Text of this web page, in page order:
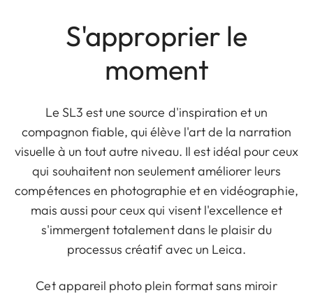
S'approprier le
moment
Le SL3 est une source d'inspiration et un
compagnon fiable, qui élève l'art de la narration
visuelle à un tout autre niveau. Il est idéal pour ceux
qui souhaitent non seulement améliorer leurs
compétences en photographie et en vidéographie,
mais aussi pour ceux qui visent l'excellence et
s'immergent totalement dans le plaisir du
processus créatif avec un Leica.
Cet appareil photo plein format sans miroir